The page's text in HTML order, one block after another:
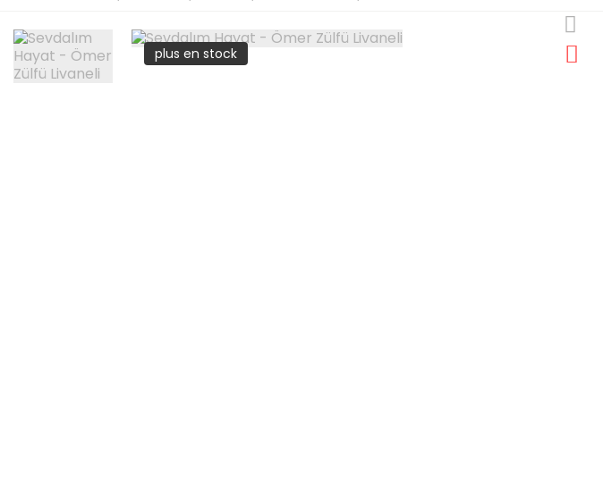
plus en stock